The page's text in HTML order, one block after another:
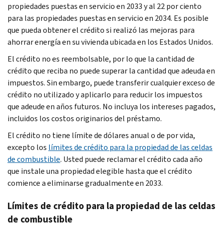
propiedades puestas en servicio en 2033 y al 22 por ciento
para las propiedades puestas en servicio en 2034. Es posible
que pueda obtener el crédito si realizó las mejoras para
ahorrar energía en su vivienda ubicada en los Estados Unidos.
El crédito no es reembolsable, por lo que la cantidad de
crédito que reciba no puede superar la cantidad que adeuda en
impuestos. Sin embargo, puede transferir cualquier exceso de
crédito no utilizado y aplicarlo para reducir los impuestos
que adeude en años futuros. No incluya los intereses pagados,
incluidos los costos originarios del préstamo.
El crédito no tiene límite de dólares anual o de por vida,
excepto los límites de crédito para la propiedad de las celdas
de combustible. Usted puede reclamar el crédito cada año
que instale una propiedad elegible hasta que el crédito
comience a eliminarse gradualmente en 2033.
Límites de crédito para la propiedad de las celdas
de combustible